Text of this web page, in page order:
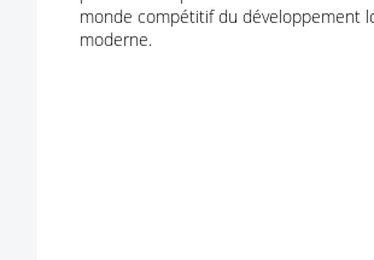
monde compétitif du développement
moderne.